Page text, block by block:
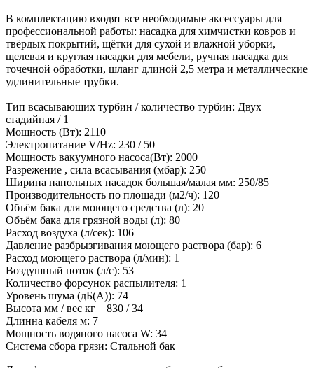
В комплектацию входят все необходимые аксессуары для
профессиональной работы: насадка для химчистки ковров и
твёрдых покрытий, щётки для сухой и влажной уборки,
щелевая и круглая насадки для мебели, ручная насадка для
точечной обработки, шланг длиной 2,5 метра и металлические
удлинительные трубки.
Тип всасывающих турбин / количество турбин: Двух
стадийная / 1
Мощность (Вт): 2110
Электропитание V/Hz: 230 / 50
Мощность вакуумного насоса(Вт): 2000
Разрежение , сила всасывания (мбар): 250
Ширина напольных насадок большая/малая мм: 250/85
Производительность по площади (м2/ч): 120
Объём бака для моющего средства (л): 20
Объём бака для грязной воды (л): 80
Расход воздуха (л/сек): 106
Давление разбрызгивания моющего раствора (бар): 6
Расход моющего раствора (л/мин): 1
Воздушный поток (л/с): 53
Количество форсунок распылителя: 1
Уровень шума (дБ(А)): 74
Высота мм / вес кг 830 / 34
Длинна кабеля м: 7
Мощность водяного насоса W: 34
Система сбора грязи: Стальной бак